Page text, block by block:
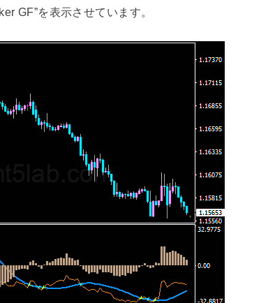
GF”を表示させています。